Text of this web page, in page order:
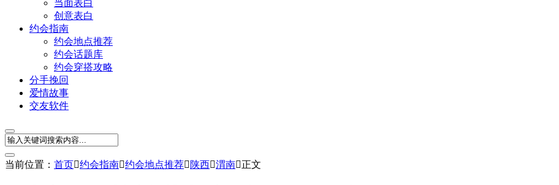
当面表白
创意表白
约会指南
约会地点推荐
约会话题库
约会穿搭攻略
分手挽回
爱情故事
交友软件
当前位置： 首页约会指南约会地点推荐 陕西渭南正文